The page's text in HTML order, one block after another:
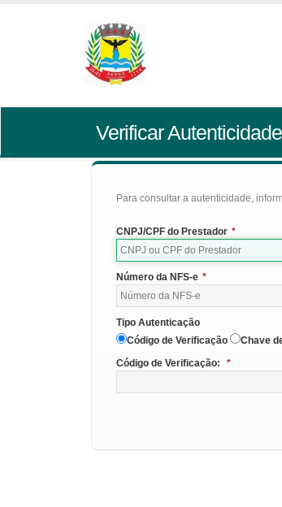
Verificar
Para consultar a autenticidade,
CNPJ/CPF do Prestador *
Número da NFS-e *
Tipo Autenticação
Código de Verificação
Chave
Código de Verificação:
*